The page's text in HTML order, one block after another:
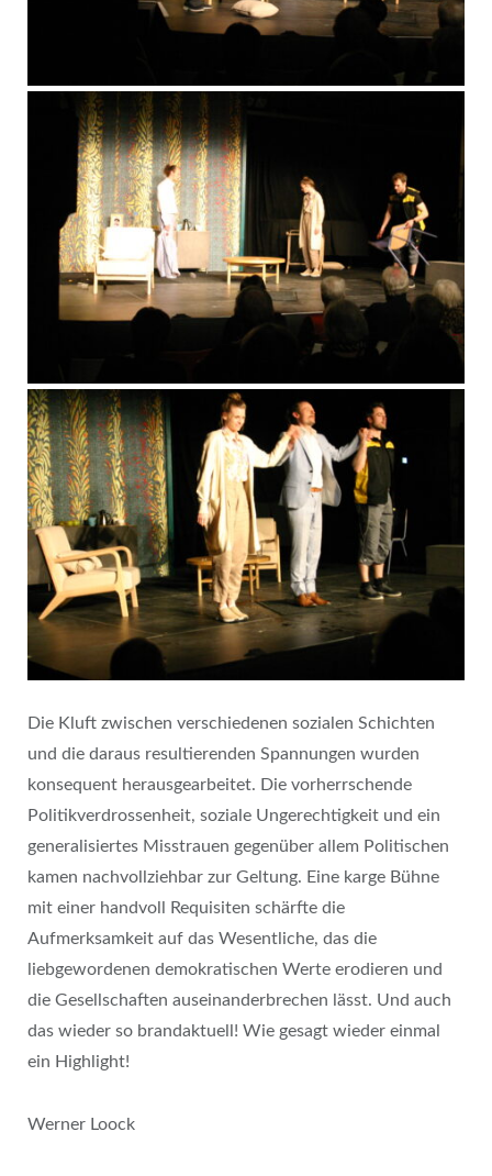
Die Kluft zwischen verschiedenen sozialen Schichten
und die daraus resultierenden Spannungen wurden
konsequent herausgearbeitet. Die vorherrschende
Politikverdrossenheit, soziale Ungerechtigkeit und ein
generalisiertes Misstrauen gegenüber allem Politischen
kamen nachvollziehbar zur Geltung. Eine karge Bühne
mit einer handvoll Requisiten schärfte die
Aufmerksamkeit auf das Wesentliche, das die
liebgewordenen demokratischen Werte erodieren und
die Gesellschaften auseinanderbrechen lässt. Und auch
das wieder so brandaktuell! Wie gesagt wieder einmal
ein Highlight!
Werner Loock